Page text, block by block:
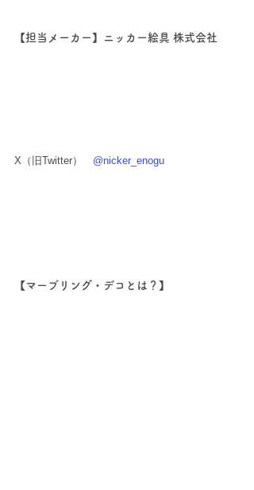
【担当メーカー】ニッカー絵具 株式会社
X（旧Twitter） @nicker_enogu
【マーブリング・デコとは？】